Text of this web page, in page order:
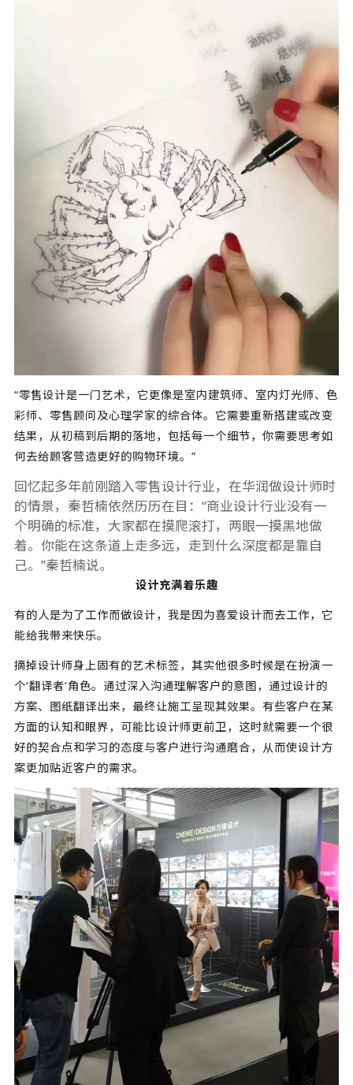
“零售设计是一门艺术，它更像是室内建筑师、室内灯光师、色
彩师、零售顾问及心理学家的综合体。它需要重新搭建或改变
结果，从初稿到后期的落地，包括每一个细节，你需要思考如
何去给顾客营造更好的购物环境。”
回忆起多年前刚踏入零售设计行业，在华润做设计师时
的情景，秦哲楠依然历历在目：“商业设计行业没有一
个明确的标准，大家都在摸爬滚打，两眼一摸黑地做
着。你能在这条道上走多远，走到什么深度都是靠自
己。”秦哲楠说。
设计充满着乐趣
有的人是为了工作而做设计，我是因为喜爱设计而去工作，它
能给我带来快乐。
摘掉设计师身上固有的艺术标签，其实他很多时候是在扮演一
个‘翻译者’角色。通过深入沟通理解客户的意图，通过设计的
方案、图纸翻译出来，最终让施工呈现其效果。有些客户在某
方面的认知和眼界，可能比设计师更前卫，这时就需要一个很
好的契合点和学习的态度与客户进行沟通磨合，从而使设计方
案更加贴近客户的需求。